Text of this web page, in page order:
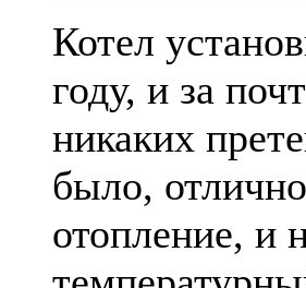
Котел
году, и за
никаких
было,
отопление, и